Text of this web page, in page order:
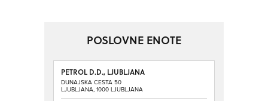
POSLOVNE ENOTE
PETROL D.D., LJUBLJANA
DUNAJSKA CESTA 50
LJUBLJANA, 1000 LJUBLJANA